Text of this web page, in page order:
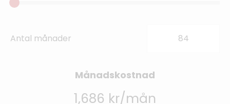
Antal månader
Månadskostnad
1,686 kr/mån